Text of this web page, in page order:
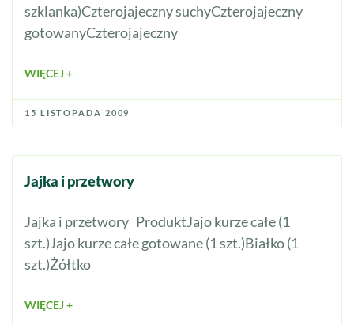
szklanka)Czterojajeczny suchyCzterojajeczny
gotowanyCzterojajeczny
WIĘCEJ +
15 LISTOPADA 2009
Jajka i przetwory
Jajka i przetwory ProduktJajo kurze całe (1
szt.)Jajo kurze całe gotowane (1 szt.)Białko (1
szt.)Żółtko
WIĘCEJ +